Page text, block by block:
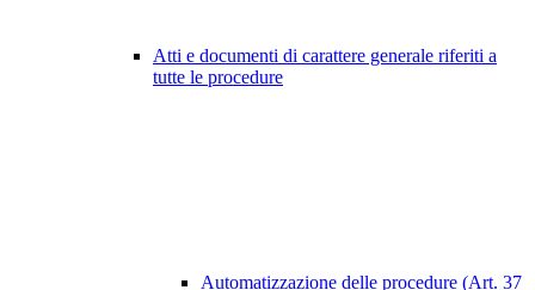
Atti e documenti di carattere generale riferiti a
tutte le procedure
Automatizzazione delle procedure (Art. 37